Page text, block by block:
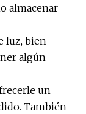
almacenar
luz, bien
algún
un
También